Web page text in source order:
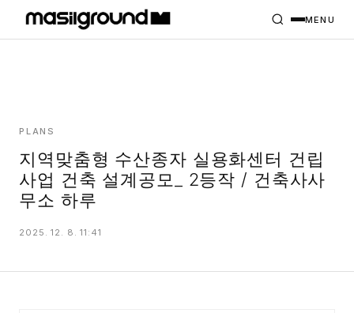
PROJECTS
MASILWIDE
MENU
PLANS
지역맞춤형 수산종자 실용화센터 건립
사업 건축 설계공모_ 2등작 / 건축사사
무소 하루
2025. 12. 8. 11:41